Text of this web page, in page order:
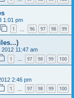
1:01 pm
1 96 97 98 99
11:47 am
1 … 97 98 99 100
2:46 pm
1 97 98 99 100